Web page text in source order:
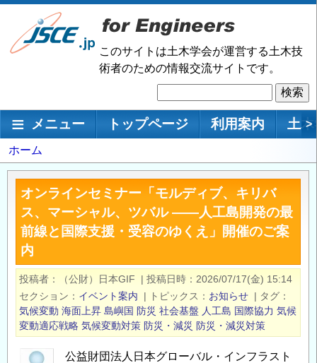
メ
ン
移
このサイトは土木学会が運営する土木技
術者のための情報交流サイトです。
索
メインナビゲーション
メニュー トップページ 利用案内 土 >
パ
ン
く
ホーム
オンラインセミナー「モルディブ、キリバ
ス、マーシャル、ツバル ――人工島開発の最
前線と国際支援・受容のゆくえ」開催のご案
内
投稿者 （公財）日本GIF | 投稿日時
2026/07/17(金) 15:14
セクション
イベント案内 | トピックス お知らせ | タグ
気候変動 海面上昇 島嶼国 防災 社会基盤 人工島 国際協力 気候
変動適応戦略 気候変動対策 防災・減災 防災・減災対策
公益財団法人日本グローバル・インフラスト